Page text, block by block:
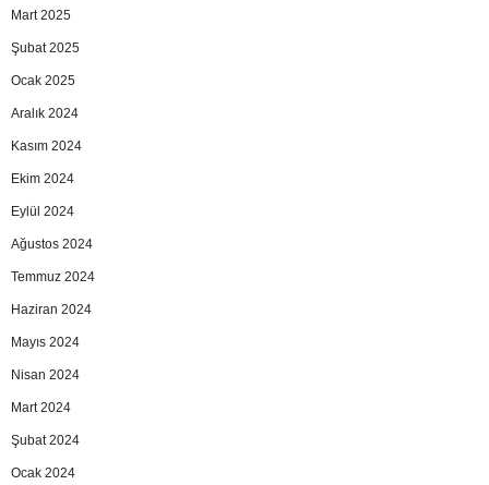
Mart 2025
Şubat 2025
Ocak 2025
Aralık 2024
Kasım 2024
Ekim 2024
Eylül 2024
Ağustos 2024
Temmuz 2024
Haziran 2024
Mayıs 2024
Nisan 2024
Mart 2024
Şubat 2024
Ocak 2024